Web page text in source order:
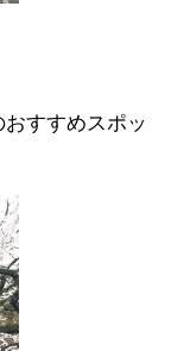
すすめスポッ